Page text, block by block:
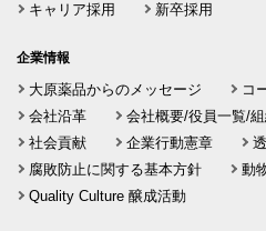
キャリア採用 新卒採用
企業情報
大原薬品からのメッセージ
コ
会社沿革
会社概要/役員一覧/組
社会貢献
企業行動憲章
腐敗防止に関する基本方針
動
Quality Culture 醸成活動